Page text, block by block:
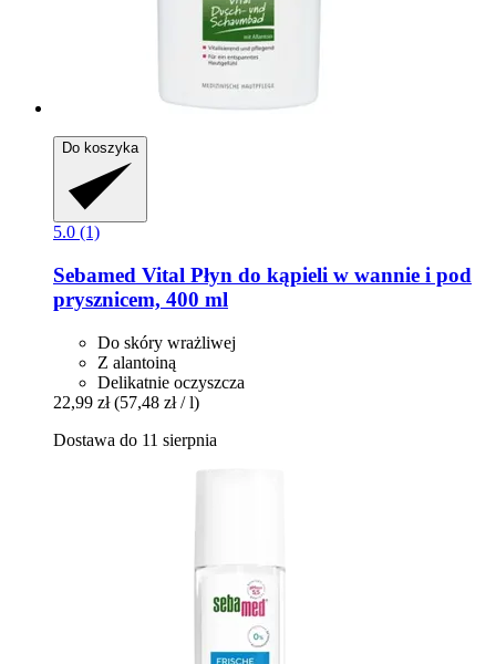
Do koszyka
5.0 (1)
Sebamed Vital Płyn do kąpieli w wannie i pod
prysznicem, 400 ml
Do skóry wrażliwej
Z alantoiną
Delikatnie oczyszcza
22,99 zł (57,48 zł / l)
Dostawa do 11 sierpnia